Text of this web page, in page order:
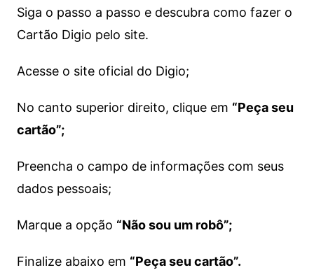
Siga o passo a passo e descubra como fazer o
Cartão Digio pelo site.
Acesse o site oficial do Digio;
No canto superior direito, clique em “Peça seu
cartão”;
Preencha o campo de informações com seus
dados pessoais;
Marque a opção “Não sou um robô”;
Finalize abaixo em “Peça seu cartão”.